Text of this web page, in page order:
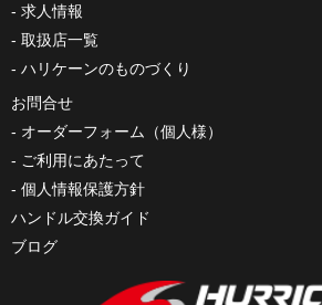
求人情報
取扱店一覧
ハリケーンのものづくり
お問合せ
オーダーフォーム（個人様）
ご利用にあたって
個人情報保護方針
ハンドル交換ガイド
ブログ